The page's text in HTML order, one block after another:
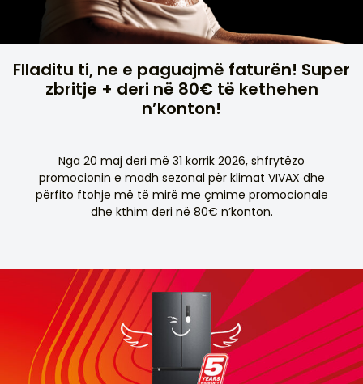
Flladitu ti, ne e paguajmë faturën! Super
zbritje + deri në 80€ të kethehen
n’konton!
Nga 20 maj deri më 31 korrik 2026, shfrytëzo
promocionin e madh sezonal për klimat VIVAX dhe
përfito ftohje më të mirë me çmime promocionale
dhe kthim deri në 80€ n’konton.